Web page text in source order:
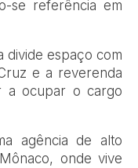
se referência em
divide espaço com
e a reverenda
a ocupar o cargo
agência de alto
onde vive